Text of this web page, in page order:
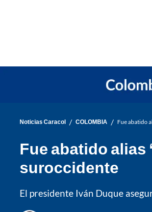
Noticias Caracol / COLOMBIA / Fue abatido
Fue abatido alias
suroccidente
El presidente Iván Duque